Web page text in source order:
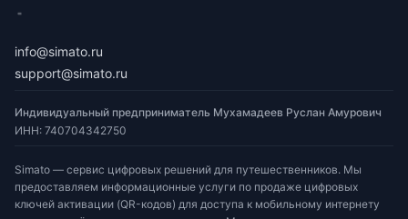
info@simato.ru
support@simato.ru
Индивидуальный предприниматель Мухамадеев Руслан Амурович
ИНН: 740704342750
Simato — сервис цифровых решений для путешественников. Мы
предоставляем информационные услуги по продаже цифровых
ключей активации (QR-кодов) для доступа к мобильному интернету